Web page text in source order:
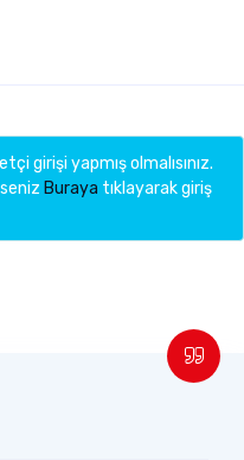
girişi yapmış olmalısınız.
Buraya tıklayarak giriş